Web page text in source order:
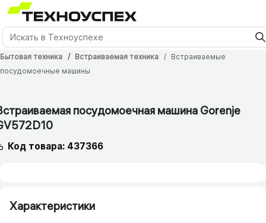
Бытовая техника Встраиваемая техника
Встраиваемые
посудомоечные машины
посудомоечная машина Gorenje
Код товара: 437366
Характеристики